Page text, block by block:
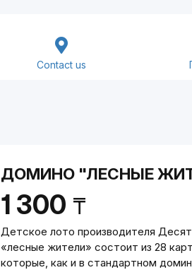
Contact us
ДОМИНО "ЛЕСНЫЕ
1 300 ₸
Детское лото производителя
«лесные жители» состоит из 28
которые, как и в стандартном